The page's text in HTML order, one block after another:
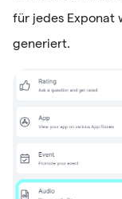
für jedes Exponat
generiert.